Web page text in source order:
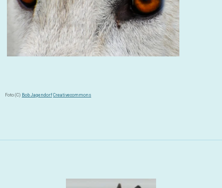
Foto (C) Bob Jagendorf Creativecommons